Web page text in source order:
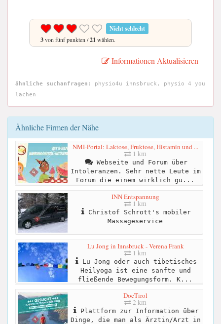
Nicht schlecht
3von fünf punkten /21 wählen.
Informationen Aktualisieren
ähnliche suchanfragen:
physio4u innsbruck, physio 4 you
lachen
Ähnliche Firmen der Nähe
NMI-Portal: Laktose, Fruktose, Histamin und ...
1 km
Webseite und Forum über
Intoleranzen. Sehr nette Leute im
Forum die einem wirklich gu...
INN Entspannung
1 km
Christof Schrott's mobiler
Massageservice
Lu Jong in Innsbruck - Verena Frank
1 km
Lu Jong oder auch tibetisches
Heilyoga ist eine sanfte und
fließende Bewegungsform. K...
DocTirol
2 km
Plattform zur Information über
Dinge, die man als Ärztin/Arzt in